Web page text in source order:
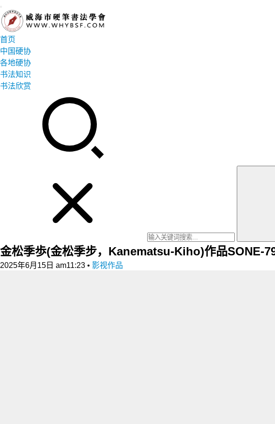
首页
中国硬协
各地硬协
书法知识
书法欣赏
金松季歩(金松季步，Kanematsu-Kiho)作品SONE-
2025年6月15日 am11:23 • 影视作品